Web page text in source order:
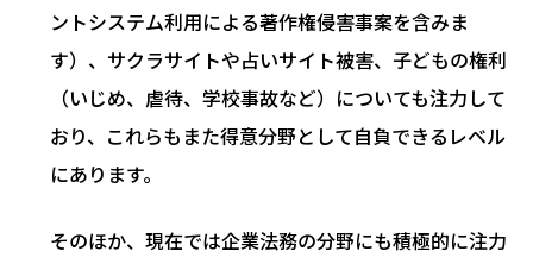
ントシステム利用による著作権侵害事案を含みま
す）、サクラサイトや占いサイト被害、子どもの権利
（いじめ、虐待、学校事故など）についても注力して
おり、これらもまた得意分野として自負できるレベル
にあります。
そのほか、現在では企業法務の分野にも積極的に注力